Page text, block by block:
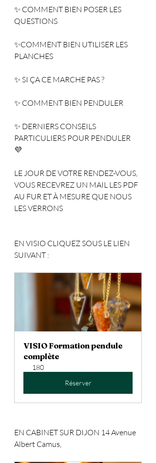
✨ COMMENT BIEN POSER LES
QUESTIONS
✨COMMENT BIEN UTILISER LES
PLANCHES
✨ SI ÇA CE MARCHE PAS ?
✨ COMMENT BIEN PENDULER
✨ DERNIERS CONSEILS
PARTICULIERS POUR PENDULER
💜
LE JOUR DE VOTRE RENDEZ-VOUS,
VOUS RECEVREZ UN MAIL LES PDF
AU FUR ET À MESURE QUE NOUS
LES VERRONS
EN VISIO CLIQUEZ SOUS LE LIEN
SUIVANT :
VISIO Formation pendule
complète
180
Réserver
EN CABINET SUR DIJON 14 Avenue
Albert Camus,